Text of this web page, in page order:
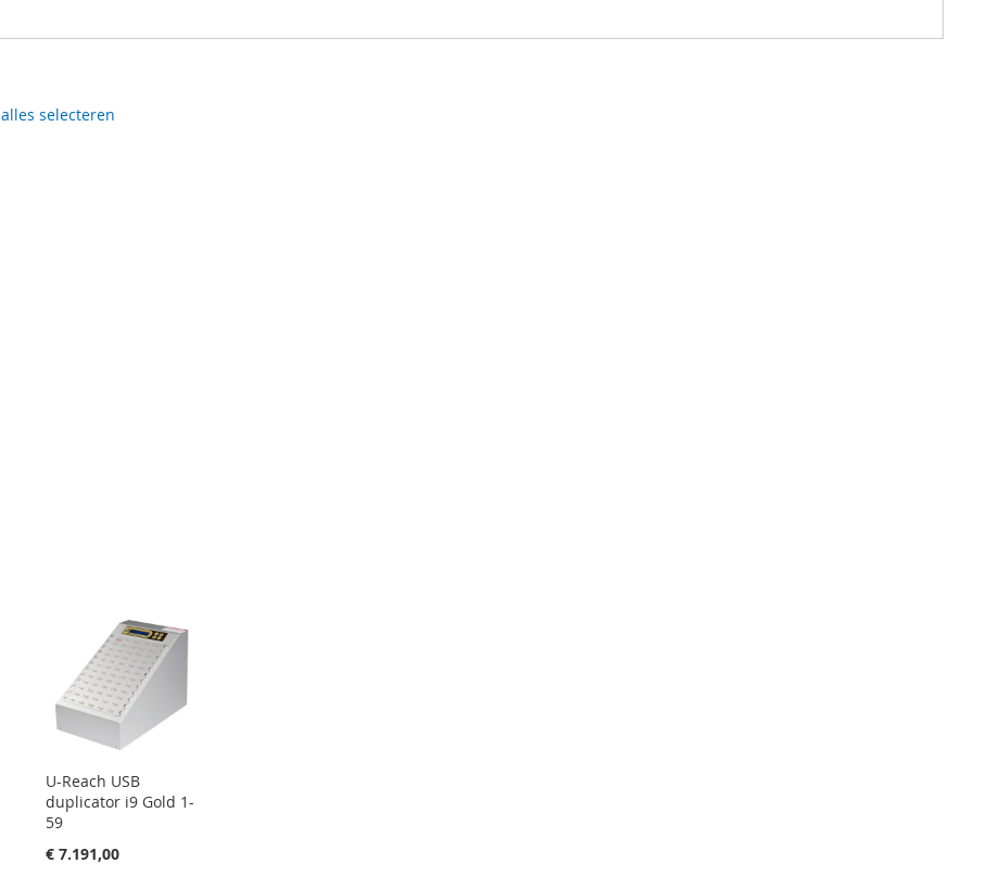
alles selecteren
U-Reach USB
duplicator i9 Gold 1-
59
€ 7.191,00